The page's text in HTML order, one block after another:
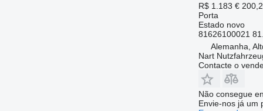
R$ 1.183 €
Porta
Estadonovo
81626100021
Alemanha,
Nart
Contacte o
Não consegue
Envie-nos já um